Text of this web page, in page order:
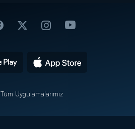
Tüm Uygulamalarımız